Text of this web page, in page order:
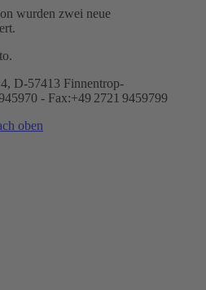
wurden zwei neue
D-57413 Finnentrop-
- Fax:+49 2721 9459799
oben